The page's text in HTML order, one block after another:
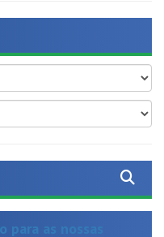
para as nossas